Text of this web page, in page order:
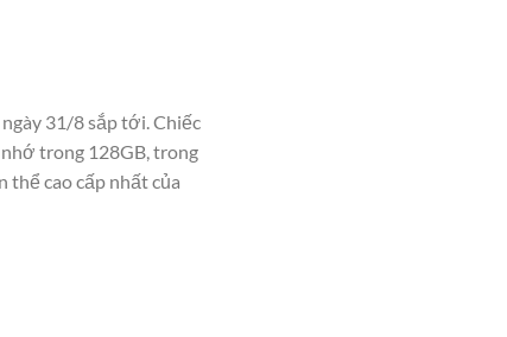
31/8 sắp tới. Chiếc
trong 128GB, trong
thể cao cấp nhất của